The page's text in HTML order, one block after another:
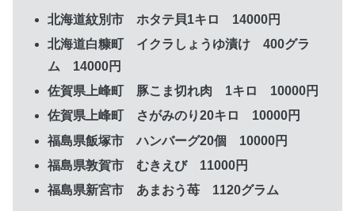
北海道紋別市 ホタテ貝1キロ 14000円
北海道白糠町 イクラしょうゆ漬け 400グラ
ム 14000円
佐賀県上峰町 豚こま切れ肉 1キロ 10000円
佐賀県上峰町 さがみのり20キロ 10000円
福島県飯塚市 ハンバーグ20個 10000円
福島県敦賀市 むきえび 11000円
福島県新宮市 あまおう苺 1120グラム